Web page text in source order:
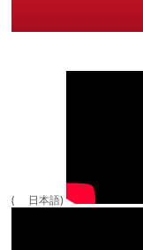
( 日本語)